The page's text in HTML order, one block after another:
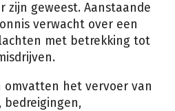
zijn geweest. Aanstaande
verwacht over een
met betrekking tot
omvatten het vervoer van
bedreigingen,